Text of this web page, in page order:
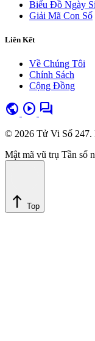
Biểu Đồ Ngày
Giải Mã Con Số
Liên Kết
Về Chúng Tôi
Chính Sách
Cộng Đồng
public play_circle forum
© 2026 Tử Vi Số 247.
Mật mã vũ trụ Tần số
north Top